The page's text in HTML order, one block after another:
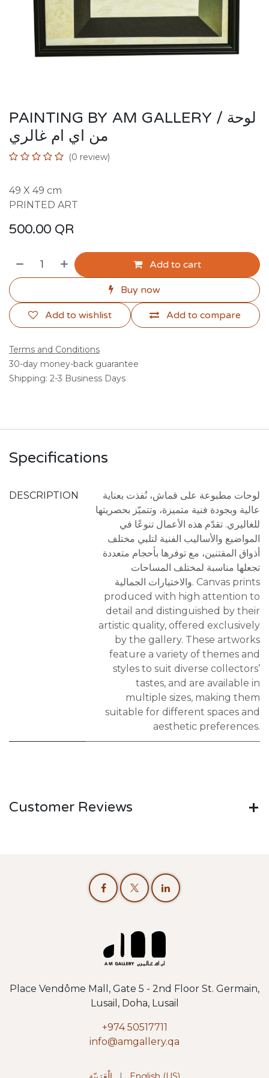
PAINTING BY AM GALLERY / لوحة
من اي ام غالري
(0 review)
49 X 49 cm
PRINTED ART
500.00 QR
Add to cart
Buy now
Add to compare
Add to wishlist
Terms and Conditions
30-day money-back guarantee
Shipping: 2-3 Business Days
Specifications
DESCRIPTION
لوحات مطبوعة على قماش، نُفذت بعناية
عالية وبجودة فنية متميزة، وتتميّز بحصريتها
للغاليري. تقدّم هذه الأعمال تنوعًا في
المواضيع والأساليب الفنية لتلبي مختلف
أذواق المقتنين، مع توفرها بأحجام متعددة
تجعلها مناسبة لمختلف المساحات
والاختيارات الجمالية. Canvas prints
produced with high attention to
detail and distinguished by their
artistic quality, offered exclusively
by the gallery. These artworks
feature a variety of themes and
styles to suit diverse collectors’
tastes, and are available in
multiple sizes, making them
suitable for different spaces and
aesthetic preferences.
Customer Reviews
Place Vendôme Mall, Gate 5 - 2nd Floor St. Germain,
Lusail, Doha, Lusail
+974 50517711
info@amgallery.qa